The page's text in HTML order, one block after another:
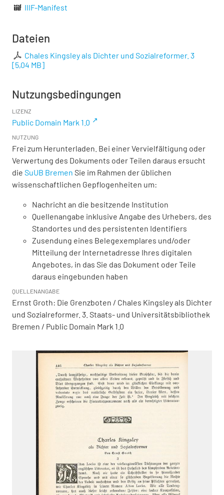
IIIF-Manifest
Dateien
Chales Kingsley als Dichter und Sozialreformer. 3
[5,04 MB]
Nutzungsbedingungen
LIZENZ
Public Domain Mark 1.0
NUTZUNG
Frei zum Herunterladen. Bei einer Vervielfältigung oder
Verwertung des Dokuments oder Teilen daraus ersucht
die SuUB Bremen Sie im Rahmen der üblichen
wissenschaftlichen Gepflogenheiten um:
Nachricht an die besitzende Institution
Quellenangabe inklusive Angabe des Urhebers, des
Standortes und des persistenten Identifiers
Zusendung eines Belegexemplares und/oder
Mitteilung der Internetadresse Ihres digitalen
Angebotes, in das Sie das Dokument oder Teile
daraus eingebunden haben
QUELLENANGABE
Ernst Groth: Die Grenzboten / Chales Kingsley als Dichter
und Sozialreformer. 3. Staats- und Universitätsbibliothek
Bremen / Public Domain Mark 1.0